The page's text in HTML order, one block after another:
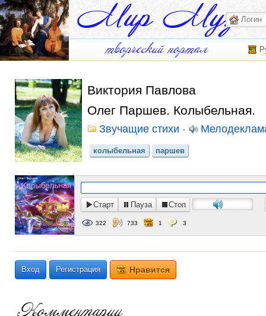
Виктория Павлова
Олег Паршев. Колыбельная.
Звучащие стихи -
колыбельная паршев
Старт Пауза Стоп
322 733 1 3
Вход Регистрация Нравится